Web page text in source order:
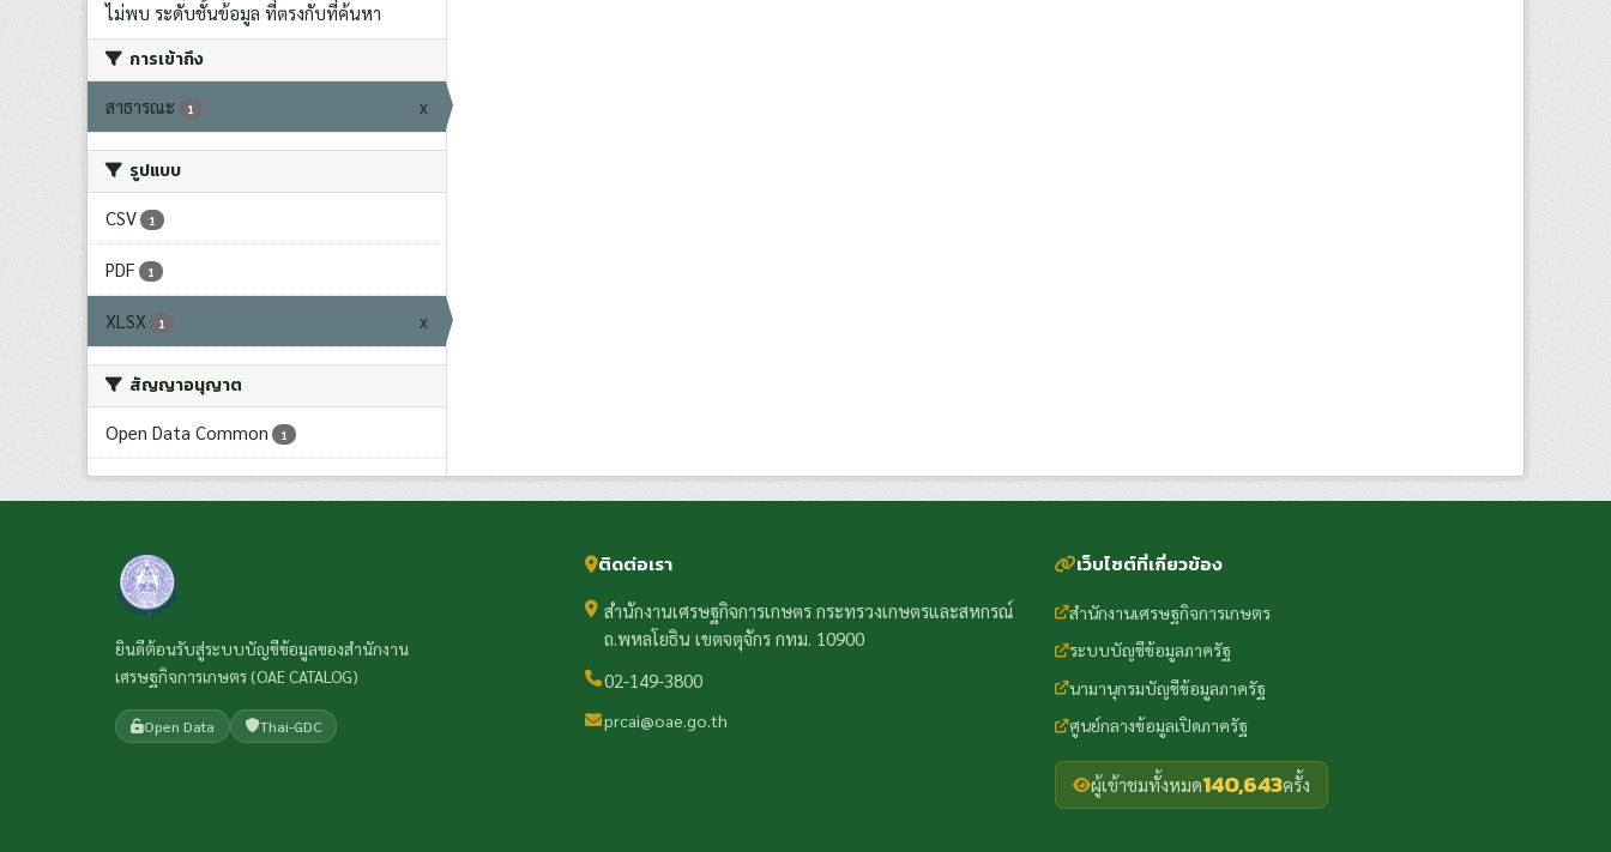
ไม่พบ ระดับชั้นข้อมูล ที่ตรงกับที่ค้นหา
การเข้าถึง
สาธารณะ 1 x
รูปแบบ
CSV 1
PDF 1
XLSX 1 x
สัญญาอนุญาต
Open Data Common 1
ยินดีต้อนรับสู่ระบบบัญชีข้อมูลของสำนักงาน
เศรษฐกิจการเกษตร (OAE CATALOG)
Open Data Thai-GDC
ติดต่อเรา
สำนักงานเศรษฐกิจการเกษตร กระทรวงเกษตรและสหกรณ์
ถ.พหลโยธิน เขตจตุจักร กทม. 10900
02-149-3800
prcai@oae.go.th
เว็บไซต์ที่เกี่ยวข้อง
สำนักงานเศรษฐกิจการเกษตร
ระบบบัญชีข้อมูลภาครัฐ
นามานุกรมบัญชีข้อมูลภาครัฐ
ศูนย์กลางข้อมูลเปิดภาครัฐ
ผู้เข้าชมทั้งหมด140,643ครั้ง